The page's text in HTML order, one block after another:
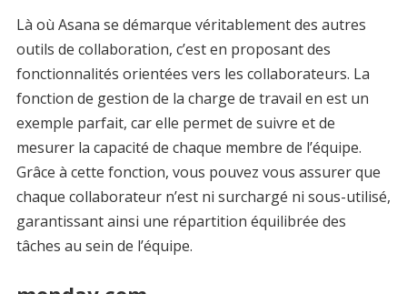
Là où Asana se démarque véritablement des autres
outils de collaboration, c’est en proposant des
fonctionnalités orientées vers les collaborateurs. La
fonction de gestion de la charge de travail en est un
exemple parfait, car elle permet de suivre et de
mesurer la capacité de chaque membre de l’équipe.
Grâce à cette fonction, vous pouvez vous assurer que
chaque collaborateur n’est ni surchargé ni sous-utilisé,
garantissant ainsi une répartition équilibrée des
tâches au sein de l’équipe.